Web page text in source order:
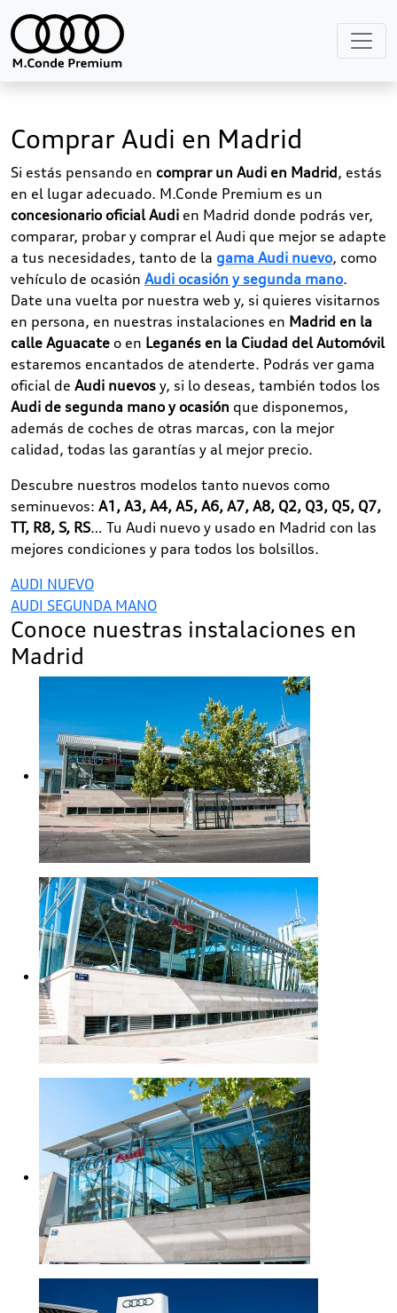
Comprar Audi en Madrid
Si estás pensando en comprar un Audi en Madrid, estás
en el lugar adecuado. M.Conde Premium es un
concesionario oficial Audi en Madrid donde podrás ver,
comparar, probar y comprar el Audi que mejor se adapte
a tus necesidades, tanto de la gama Audi nuevo, como
vehículo de ocasión Audi ocasión y segunda mano.
Date una vuelta por nuestra web y, si quieres visitarnos
en persona, en nuestras instalaciones en Madrid en la
calle Aguacate o en Leganés en la Ciudad del Automóvil
estaremos encantados de atenderte. Podrás ver gama
oficial de Audi nuevos y, si lo deseas, también todos los
Audi de segunda mano y ocasión que disponemos,
además de coches de otras marcas, con la mejor
calidad, todas las garantías y al mejor precio.
Descubre nuestros modelos tanto nuevos como
seminuevos: A1, A3, A4, A5, A6, A7, A8, Q2, Q3, Q5, Q7,
TT, R8, S, RS… Tu Audi nuevo y usado en Madrid con las
mejores condiciones y para todos los bolsillos.
AUDI NUEVO
AUDI SEGUNDA MANO
Conoce nuestras instalaciones en
Madrid